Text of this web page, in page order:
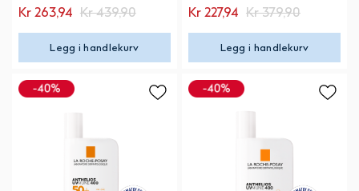
Kr 263,94 Kr 439,90
Legg i handlekurv
Kr 227,94 Kr 379,90
Legg i handlekurv